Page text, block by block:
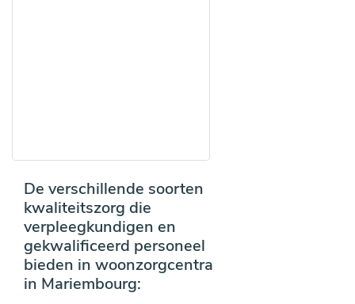
De verschillende soorten
kwaliteitszorg die
verpleegkundigen en
gekwalificeerd personeel
bieden in woonzorgcentra
in Mariembourg: